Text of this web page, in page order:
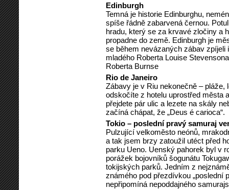
Edinburgh
Temná je historie Edinburghu,
spíše řádně zabarvená černou.
hradu, který se za krvavé zločiny a
propadne do země. Edinburgh je
se během nevázaných zábav
mladého Roberta Louise
Roberta Burnse
Rio de Janeiro
Zábavy je v Riu nekonečně – pláže,
odskočíte z hotelu uprostřed města
přejdete pár ulic a lezete na skály
začíná chápat, že „Deus é carioca“.
Tokio – poslední pravý samuraj
Pulzující velkoměsto neónů,
a tak jsem brzy zatoužil utéct před
parku Ueno. Uenský pahorek byl v
porážek bojovníků šogunátu
tokijských parků. Jedním z
známého pod přezdívkou „poslední
nepřipomíná nepoddajného